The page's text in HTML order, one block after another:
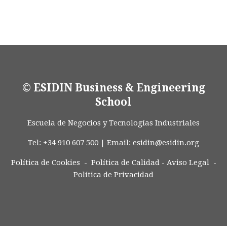
© ESIDIN Business & Engineering
School
Escuela de Negocios y Tecnologías Industriales
Tel: +34 910 607 500 | Email: esidin@esidin.org
Política de Cookies - Política de Calidad- Aviso Legal-
Política de Privacidad